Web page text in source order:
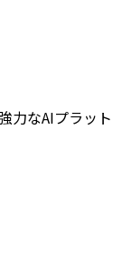
なAIプラッ